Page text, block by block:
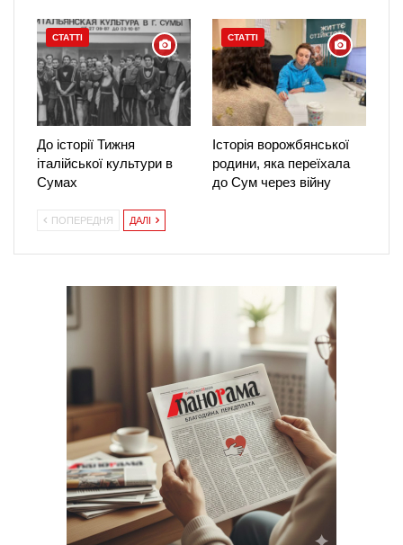
СТАТТІ
До історії Тижня
італійської культури в
Сумах
СТАТТІ
Історія ворожбянської
родини, яка переїхала
до Сум через війну
ПОПЕРЕДНЯ ДАЛІ